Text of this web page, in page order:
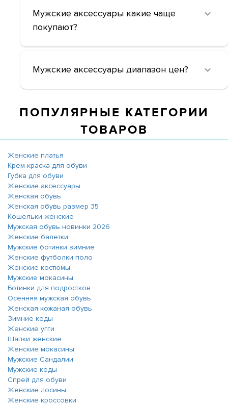
Мужские аксессуары какие чаще
покупают?
Мужские аксессуары диапазон цен?
ПОПУЛЯРНЫЕ КАТЕГОРИИ
ТОВАРОВ
Женские платья
Крем-краска для обуви
Губка для обуви
Женские аксессуары
Женская обувь
Женская обувь размер 35
Кошельки женские
Мужская обувь новинки 2026
Женские балетки
Мужские ботинки зимние
Женские футболки поло
Женские костюмы
Мужские мокасины
Ботинки для подростков
Осенняя мужская обувь
Женская кожаная обувь
Зимние кеды
Женские угги
Шапки женские
Женские мокасины
Мужские Сандалии
Мужские кеды
Спрей для обуви
Женские лосины
Женские кроссовки